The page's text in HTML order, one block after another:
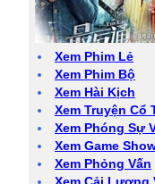
Xem Phim Lẻ
Xem Phim Bộ
Xem Hài Kịch
Xem Truyện Cổ
Xem Phóng Sự
Xem Game
Xem Phỏng Vấn